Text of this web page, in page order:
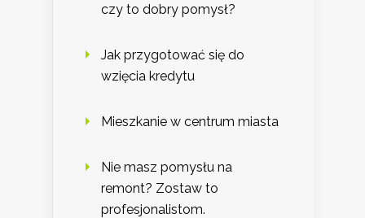
czy to dobry pomysł?
Jak przygotować się do
wzięcia kredytu
Mieszkanie w centrum miasta
Nie masz pomysłu na
remont? Zostaw to
profesjonalistom.